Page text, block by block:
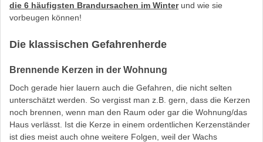
die 6 häufigsten Brandursachen im Winterund wie sie
vorbeugen können!
Die klassischen Gefahrenherde
Brennende Kerzen in der Wohnung
Doch gerade hier lauern auch die Gefahren, die nicht selten
unterschätzt werden. So vergisst man z.B. gern, dass die Kerzen
noch brennen, wenn man den Raum oder gar die Wohnung/das
Haus verlässt. Ist die Kerze in einem ordentlichen Kerzenständer
ist dies meist auch ohne weitere Folgen, weil der Wachs